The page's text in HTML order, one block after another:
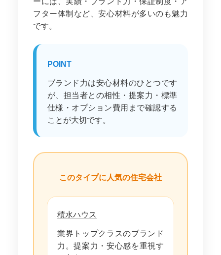
フター体制など、安心材料が多いのも魅力
です。
POINT
ブランド力は安心材料のひとつです
が、担当者との相性・提案力・標準
仕様・オプション費用まで確認する
ことが大切です。
このタイプに人気の住宅会社
積水ハウス
業界トップクラスのブランド
力。提案力・安心感を重視す